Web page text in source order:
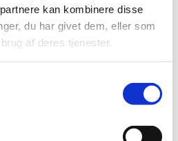
kan kombinere disse
du har givet dem, eller som
af deres tjenester.